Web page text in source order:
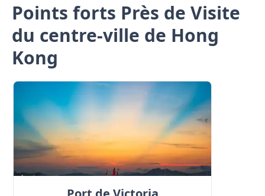
Points forts Près de Visite
du centre-ville de Hong
Kong